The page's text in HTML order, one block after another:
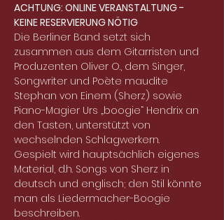
ACHTUNG: ONLINE VERANSTALTUNG -
KEINE RESERVIERUNG NÖTIG
Die Berliner Band setzt sich
zusammen aus dem Gitarristen und
Produzenten Oliver O., dem Singer,
Songwriter und Poète maudite
Stephan von Einem (Sherz) sowie
Piano-Magier Urs „boogie“ Hendrix an
den Tasten, unterstützt von
wechselnden Schlagwerkern.
Gespielt wird hauptsächlich eigenes
Material, d.h. Songs von Sherz in
deutsch und englisch; den Stil könnte
man als Liedermacher-Boogie
beschreiben.